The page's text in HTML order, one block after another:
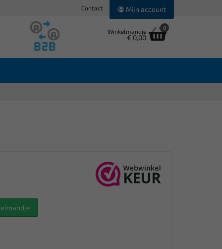
Contact Mijn account
Winkelmandje
€ 0,00
0